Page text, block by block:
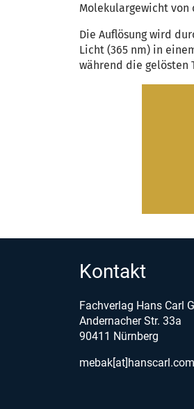
Molekulargewicht von
Die Auflösung wird
Licht (365 nm) in
während die gelösten
Kontakt
Fachverlag Hans Carl
Andernacher Str. 33a
90411 Nürnberg
mebak[at]hanscarl.com